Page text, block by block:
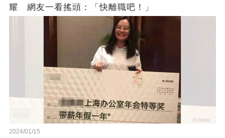
耀 網友一看搖頭：「快離職吧！」
2024/01/15